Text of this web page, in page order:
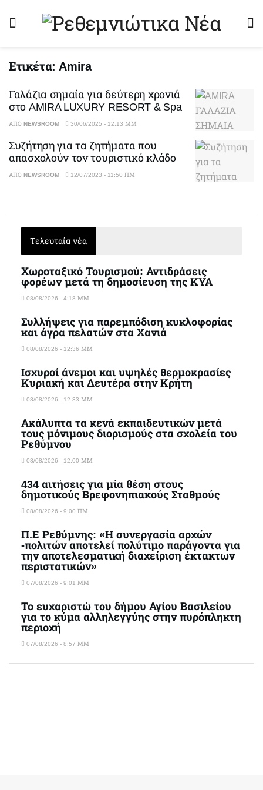
Ετικέτα: Amira
Γαλάζια σημαία για δεύτερη χρονιά
στο AMIRA LUXURY RESORT & Spa
ΑΠΌ NEWSROOM 30/06/2025 - 12:13 ΜΜ
Συζήτηση για τα ζητήματα που
απασχολούν τον τουριστικό κλάδο
ΑΠΌ NEWSROOM 12/07/2023 - 11:50 ΠΜ
Τελευταία νέα
Χωροταξικό Τουρισμού: Αντιδράσεις
φορέων μετά τη δημοσίευση της ΚΥΑ
08/08/2026 - 4:18 ΜΜ
Συλλήψεις για παρεμπόδιση κυκλοφορίας
και άγρα πελατών στα Χανιά
08/08/2026 - 12:36 ΜΜ
Ισχυροί άνεμοι και υψηλές θερμοκρασίες
Κυριακή και Δευτέρα στην Κρήτη
08/08/2026 - 12:33 ΜΜ
Ακάλυπτα τα κενά εκπαιδευτικών μετά
τους μόνιμους διορισμούς στα σχολεία του
Ρεθύμνου
08/08/2026 - 12:00 ΜΜ
434 αιτήσεις για μία θέση στους
δημοτικούς Βρεφονηπιακούς Σταθμούς
08/08/2026 - 9:00 ΠΜ
Π.Ε Ρεθύμνης: «Η συνεργασία αρχών
-πολιτών αποτελεί πολύτιμο παράγοντα για
την αποτελεσματική διαχείριση έκτακτων
περιστατικών»
07/08/2026 - 9:01 ΜΜ
Το ευχαριστώ του δήμου Αγίου Βασιλείου
για το κύμα αλληλεγγύης στην πυρόπληκτη
περιοχή
07/08/2026 - 8:57 ΜΜ